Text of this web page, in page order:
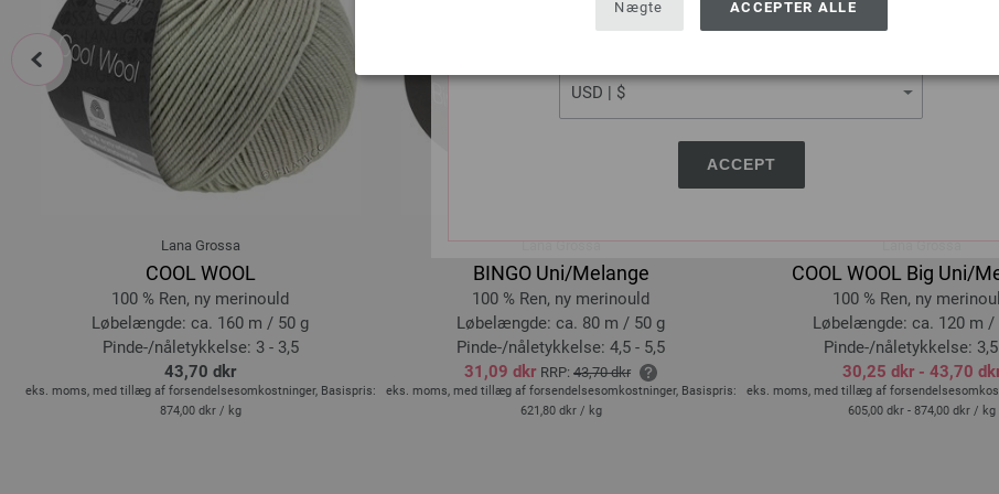
ACCEPT
Nægte ACCEPTER ALLE
Lana Grossa
COOL WOOL
100 % Ren, ny merinould
Løbelængde: ca. 160 m / 50 g
Pinde-/nåletykkelse: 3 - 3,5
43,70 dkr
eks. moms, med tillæg af forsendelsesomkostninger, Basispris:
874,00 dkr / kg
Lana Grossa
BINGO Uni/Melange
100 % Ren, ny merinould
Løbelængde: ca. 80 m / 50 g
Pinde-/nåletykkelse: 4,5 - 5,5
31,09 dkr RRP: 43,70 dkr
eks. moms, med tillæg af forsendelsesomkostninger, Basispris:
621,80 dkr / kg
Lana Grossa
COOL WOOL Big Uni/
100 % Ren, ny
Løbelængde: ca. 120 m /
Pinde-/nåletykkelse:
30,25 dkr - 43,70
eks. moms, med tillæg af
605,00 dkr - 874,00 dkr / kg
prev